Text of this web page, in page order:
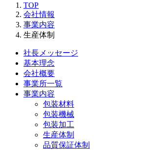
TOP
会社情報
事業内容
生産体制
社長メッセージ
基本理念
会社概要
事業所一覧
事業内容
包装材料
包装機械
包装加工
生産体制
品質保証体制